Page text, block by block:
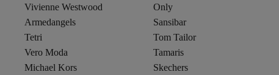
Vivienne Westwood
Only
Armedangels
Sansibar
Tetri
Tom Tailor
Vero Moda
Tamaris
Michael Kors
Skechers